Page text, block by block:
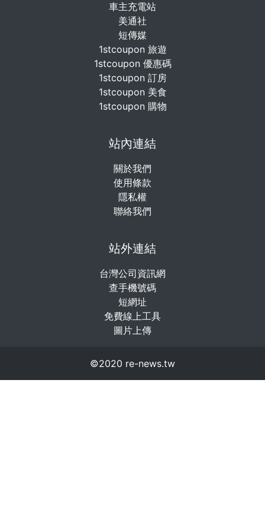
車主充電站
美通社
短傳媒
1stcoupon 旅遊
1stcoupon 優惠碼
1stcoupon 訂房
1stcoupon 美食
1stcoupon 購物
站內連結
關於我們
使用條款
隱私權
聯絡我們
站外連結
台灣公司資訊網
查手機號碼
短網址
免費線上工具
圖片上傳
©2020 re-news.tw